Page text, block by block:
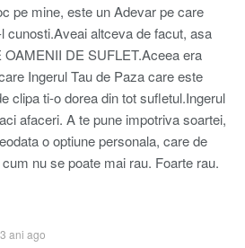
pe mine, este un Adevar pe care
cunosti.Aveai altceva de facut, asa
DE SUFLET.Aceea era
Ingerul Tau de Paza care este
clipa ti-o dorea din tot sufletul.Ingerul
afaceri. A te pune impotriva soartei,
o optiune personala, care de
nu se poate mai rau. Foarte rau.
ani ago